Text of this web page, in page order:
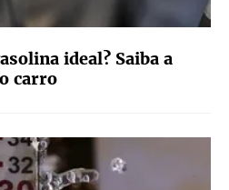
ideal? Saiba a
carro